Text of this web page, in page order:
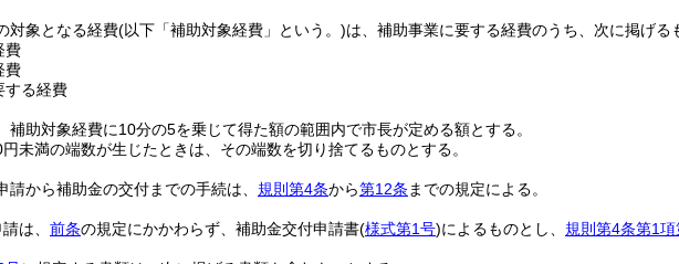
対象となる経費(以下「補助対象経費」という。)は、補助事業に要する経費のうち、次に掲げる
費
費
する経費
補助対象経費に10分の5を乗じて得た額の範囲内で市長が定める額とする。
未満の端数が生じたときは、その端数を切り捨てるものとする。
請から補助金の交付までの手続は、 規則第4条から第12条 までの規定による。
は、 前条の規定にかかわらず、補助金交付申請書(様式第1号)によるものとし、 規則第4条第1